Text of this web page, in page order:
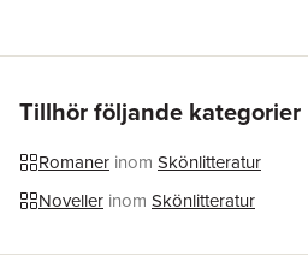
Tillhör följande kategorier
Romaner inom Skönlitteratur
Noveller inom Skönlitteratur